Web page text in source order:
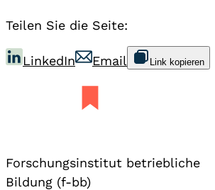
Teilen Sie die Seite:
LinkedIn Email Link kopieren
Forschungsinstitut betriebliche
Bildung (f-bb)